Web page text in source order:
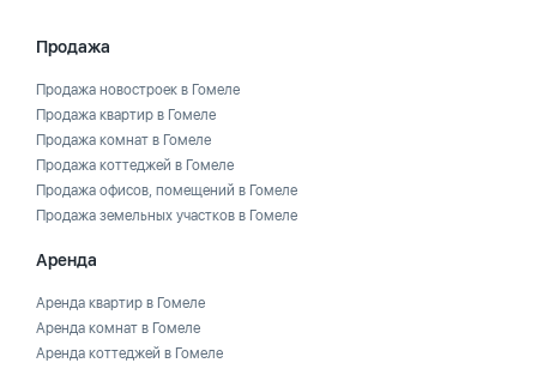
Продажа
Продажа новостроек в Гомеле
Продажа квартир в Гомеле
Продажа комнат в Гомеле
Продажа коттеджей в Гомеле
Продажа офисов, помещений в Гомеле
Продажа земельных участков в Гомеле
Аренда
Аренда квартир в Гомеле
Аренда комнат в Гомеле
Аренда коттеджей в Гомеле